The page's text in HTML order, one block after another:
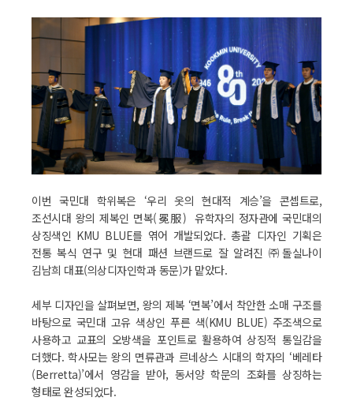
이번 국민대 학위복은 ‘우리 옷의 현대적 계승’을 콘셉트로,
조선시대 왕의 제복인 면복(冕服) 유학자의 정자관에 국민대의
상징색인 KMU BLUE를 엮어 개발되었다. 총괄 디자인 기획은
전통 복식 연구 및 현대 패션 브랜드로 잘 알려진 ㈜돌실나이
김남희 대표(의상디자인학과 동문)가 맡았다.
세부 디자인을 살펴보면, 왕의 제복 ‘면복’에서 착안한 소매 구조를
바탕으로 국민대 고유 색상인 푸른 색(KMU BLUE) 주조색으로
사용하고 교표의 오방색을 포인트로 활용하여 상징적 통일감을
더했다. 학사모는 왕의 면류관과 르네상스 시대의 학자의 ‘베레타
(Berretta)’에서 영감을 받아, 동서양 학문의 조화를 상징하는
형태로 완성되었다.